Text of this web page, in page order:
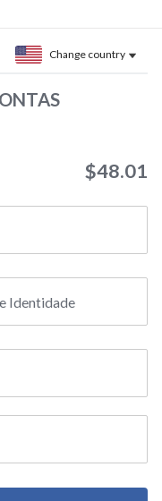
Change country
$48.01
Identidade